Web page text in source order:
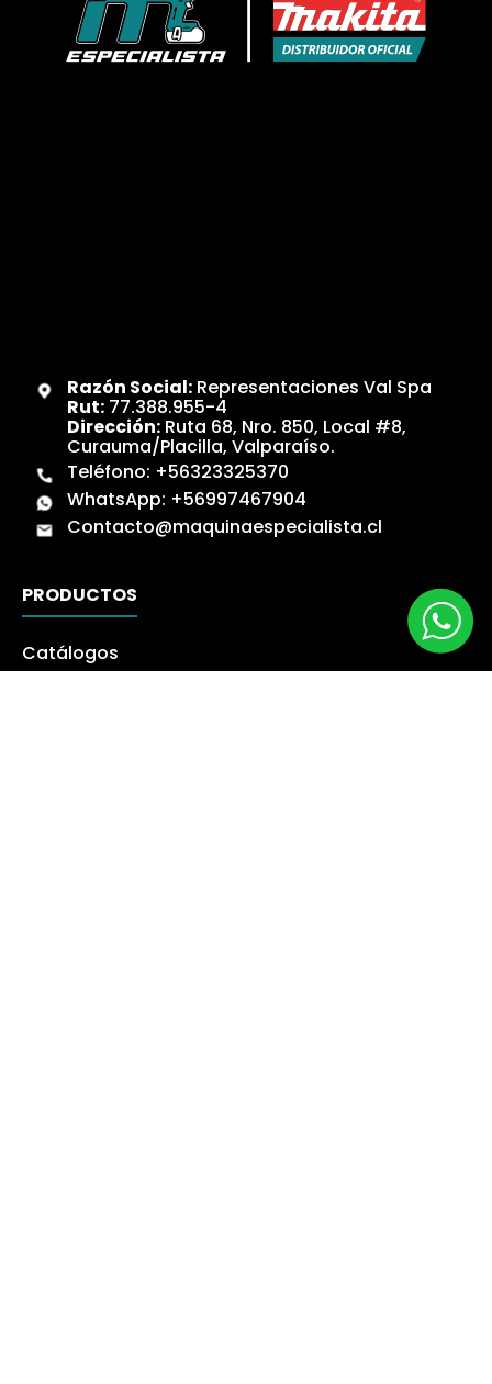
Razón Social:Representaciones Val Spa
Rut:77.388.955-4
Dirección:Ruta 68, Nro. 850, Local #8,
Curauma/Placilla, Valparaíso.
Teléfono: +56323325370
WhatsApp: +56997467904
Contacto@maquinaespecialista.cl
PRODUCTOS
Catálogos